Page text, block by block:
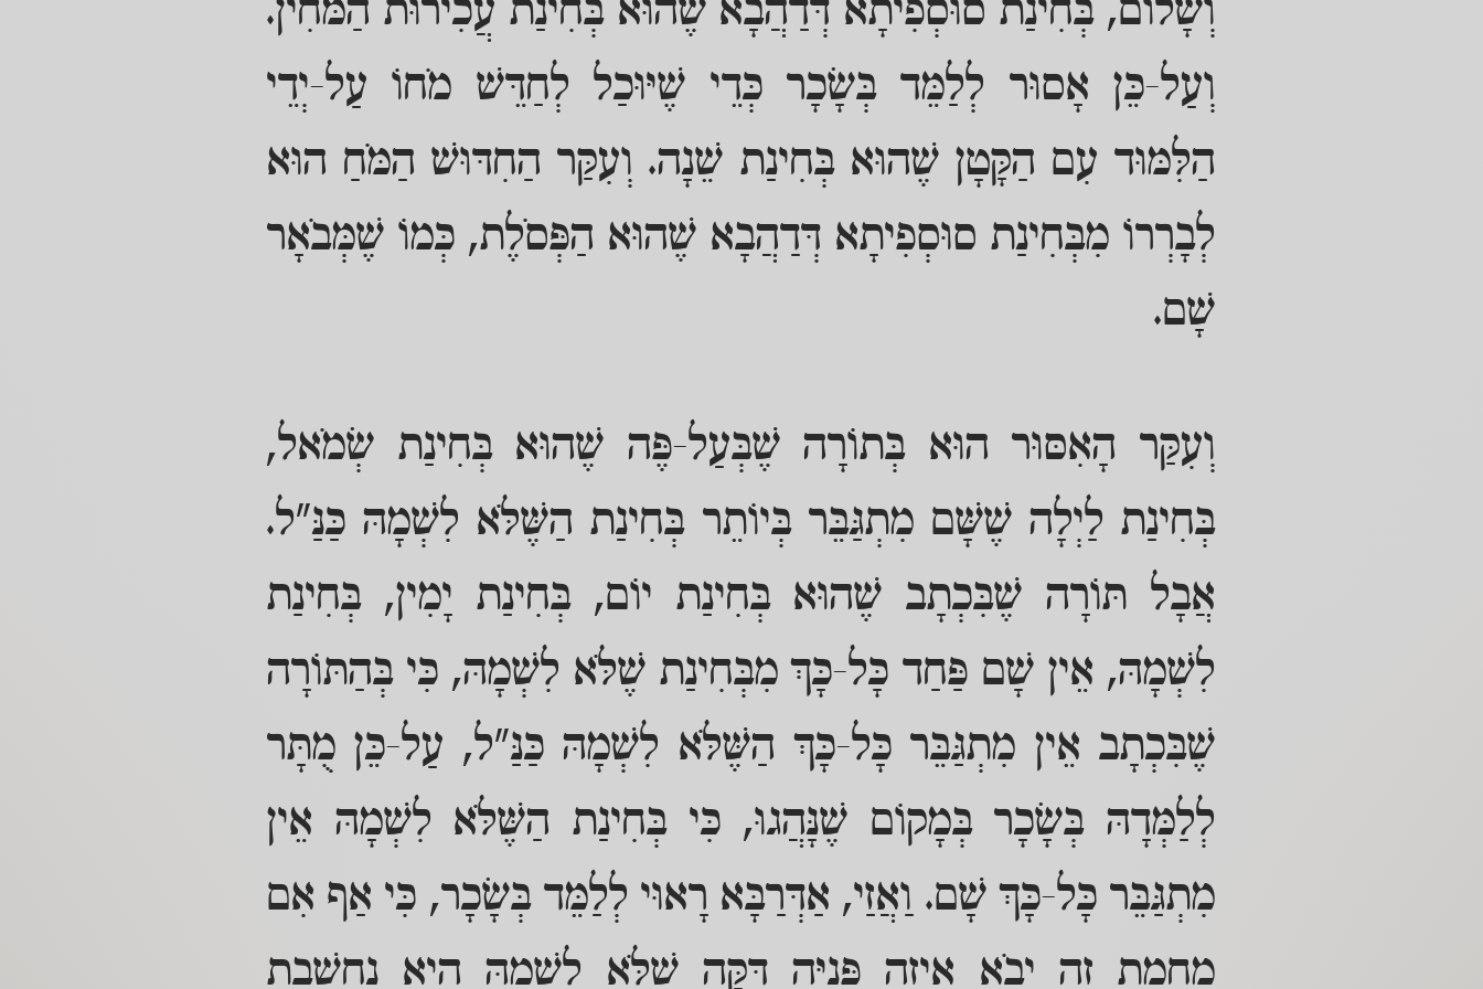
וְשָׁלוֹם, בְּחִינַת סוּסְפִיתָא דְּדַהֲבָא שֶׁהוּא בְּחִינַת עֲכִירוּת הַמֹּחִין.
וְעַל-כֵּן אָסוּר לְלַמֵּד בְּשָׂכָר כְּדֵי שֶׁיּוּכַל לְחַדֵּשׁ מֹחוֹ עַל-יְדֵי
הַלִּמּוּד עִם הַקָּטָן שֶׁהוּא בְּחִינַת שֵׁנָה. וְעִקַּר הַחִדּוּשׁ הַמֹּחַ הוּא
לְבָרְרוֹ מִבְּחִינַת סוּסְפִיתָא דְּדַהֲבָא שֶׁהוּא הַפְּסֹלֶת, כְּמוֹ שֶׁמְּבֹאָר
שָׁם.
וְעִקַּר הָאִסּוּר הוּא בְּתוֹרָה שֶׁבְּעַל-פֶּה שֶׁהוּא בְּחִינַת שְׂמֹאל,
בְּחִינַת לַיְלָה שֶׁשָּׁם מִתְגַּבֵּר בְּיוֹתֵר בְּחִינַת הַשֶּׁלֹּא לִשְׁמָהּ כַּנַּ"ל.
אֲבָל תּוֹרָה שֶׁבִּכְתָב שֶׁהוּא בְּחִינַת יוֹם, בְּחִינַת יָמִין, בְּחִינַת
לִשְׁמָהּ, אֵין שָׁם פַּחַד כָּל-כָּךְ מִבְּחִינַת שֶׁלֹּא לִשְׁמָהּ, כִּי בְּהַתּוֹרָה
שֶׁבִּכְתָב אֵין מִתְגַּבֵּר כָּל-כָּךְ הַשֶּׁלֹּא לִשְׁמָהּ כַּנַּ"ל, עַל-כֵּן מֻתָּר
לְלַמְּדָהּ בְּשָׂכָר בְּמָקוֹם שֶׁנָּהֲגוּ, כִּי בְּחִינַת הַשֶּׁלֹּא לִשְׁמָהּ אֵין
מִתְגַּבֵּר כָּל-כָּךְ שָׁם. וַאֲזַי, אַדְּרַבָּא רָאוּי לְלַמֵּד בְּשָׂכָר, כִּי אַף אִם
מֵחֲמַת זֶה יָבֹא אֵיזֶה פְּנִיָּה דַּקָּה שֶׁלֹּא לִשְׁמָהּ הִיא נֶחְשֶׁבֶת